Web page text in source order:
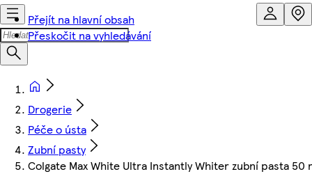
Přejít na hlavní obsah
Přeskočit na vyhledávání
Drogerie
Péče o ústa
Zubní pasty
Colgate Max White Ultra Instantly Whiter zubní pasta 50